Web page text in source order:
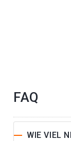
FAQ
WIE VIEL